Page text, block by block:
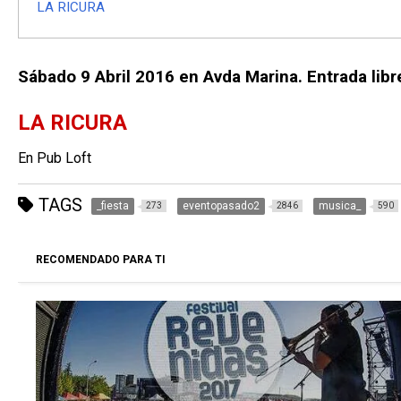
LA RICURA
Sábado 9 Abril 2016 en Avda Marina. Entrada
LA RICURA
En Pub Loft
TAGS _fiesta 273 eventopasado2 2846 musica_ 590
RECOMENDADO PARA TI